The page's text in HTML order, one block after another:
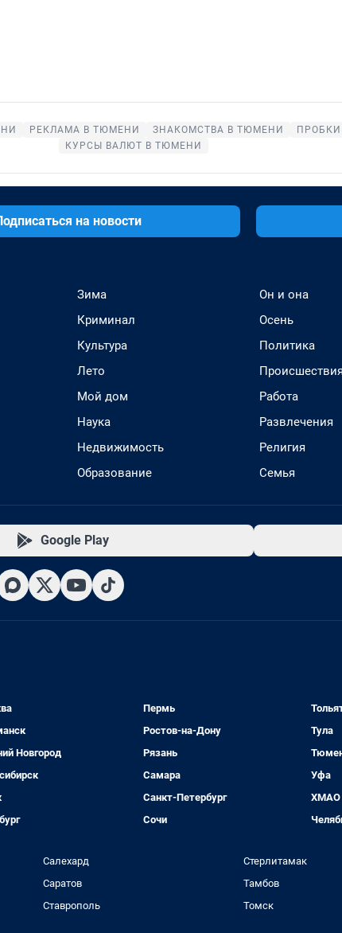
РЕКЛАМА В ТЮМЕНИ ЗНАКОМСТВА В ТЮМЕНИ
КУРСЫ ВАЛЮТ В ТЮМЕНИ
на новости
Зима
Криминал
Культура
Лето
Мой дом
Наука
Недвижимость
Образование
Он и она
Осень
Политика
Происшествия
Работа
Развлечения
Религия
Семья
Google Play
Новгород
Пермь
Ростов-на-Дону
Рязань
Самара
Санкт-Петербург
Сочи
Тула
Уфа
ХМАО
Салехард
Саратов
Ставрополь
Стерлитамак
Тамбов
Томск